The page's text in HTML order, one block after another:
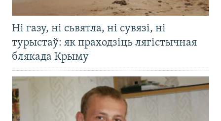
Ні газу, ні сьвятла, ні сувязі, ні
турыстаў: як праходзіць лягістычная
блякада Крыму